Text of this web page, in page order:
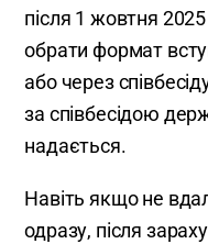
після 1 жовтня
обрати формат
або через
за співбесідою
надається.
Навіть якщо не
одразу, після